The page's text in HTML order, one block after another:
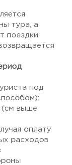
тура, а
поездки
под
(см выше
оплату
расходов